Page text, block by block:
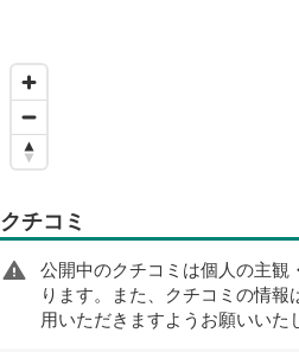
クチコミ
公開中のクチコミは個人の主
ります。また、クチコミの情
用いただきますようお願いいた